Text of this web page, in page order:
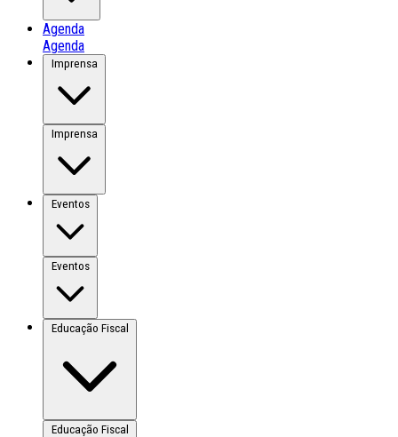
Agenda
Agenda
Imprensa
Imprensa
Eventos
Eventos
Educação Fiscal
Educação Fiscal